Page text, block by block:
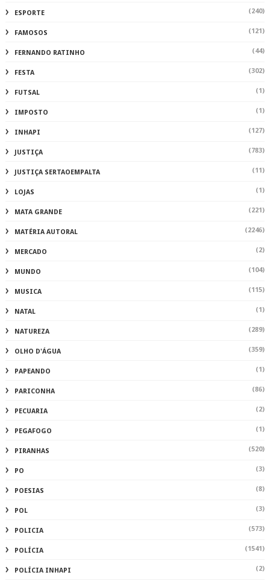
ESPORTE (240)
FAMOSOS (121)
FERNANDO RATINHO (44)
FESTA (302)
FUTSAL (1)
IMPOSTO (1)
INHAPI (127)
JUSTIÇA (783)
JUSTIÇA SERTAOEMPALTA (11)
LOJAS (1)
MATA GRANDE (221)
MATÉRIA AUTORAL (2246)
MERCADO (2)
MUNDO (104)
MUSICA (115)
NATAL (1)
NATUREZA (289)
OLHO D'ÁGUA (359)
PAPEANDO (1)
PARICONHA (86)
PECUARIA (2)
PEGAFOGO (1)
PIRANHAS (520)
PO (3)
POESIAS (8)
POL (3)
POLICIA (573)
POLÍCIA (1541)
POLÍCIA INHAPI (2)